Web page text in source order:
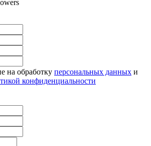
на обработку персональных данных и
конфиденциальности